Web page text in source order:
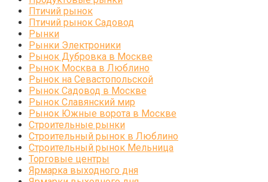
Птичий рынок
Птичий рынок Садовод
Рынки
Рынки Электроники
Рынок Дубровка в Москве
Рынок Москва в Люблино
Рынок на Севастопольской
Рынок Садовод в Москве
Рынок Славянский мир
Рынок Южные ворота в Москве
Строительные рынки
Строительный рынок в Люблино
Строительный рынок Мельница
Торговые центры
Ярмарка выходного дня